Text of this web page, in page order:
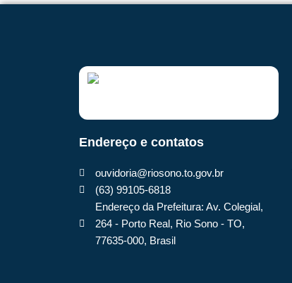
Endereço e contatos
ouvidoria@riosono.to.gov.br
(63) 99105-6818
Endereço da Prefeitura: Av. Colegial,
264 - Porto Real, Rio Sono - TO,
77635-000, Brasil